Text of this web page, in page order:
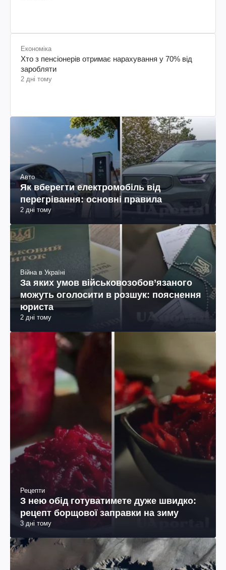
Економіка
Хто з пенсіонерів отримає нарахування у 70% від
заробляти
2 дні тому
Авто
Як вберегти електромобіль від
перегрівання: основні правила
2 дні тому
Війна в Україні
За яких умов військовозобов’язаного
можуть оголосити в розшук: пояснення
юриста
2 дні тому
Рецепти
З нею обід готуватимете дуже швидко:
рецепт борщової заправки на зиму
3 дні тому